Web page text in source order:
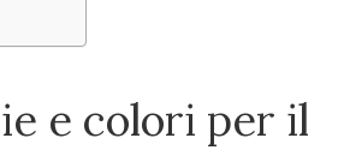
e colori per il